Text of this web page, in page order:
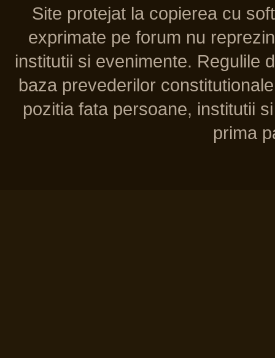
Site protejat la copierea cu
exprimate pe forum nu
institutii si evenimente. Regulile
baza prevederilor
pozitia fata persoane, institutii
prima